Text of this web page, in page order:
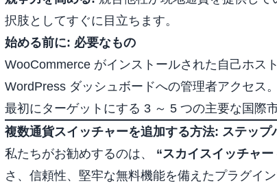
択肢としてすぐに目立ちます。
始める前に: 必要なもの
WooCommerce がインストールされた自己ホス
WordPress ダッシュボードへの管理者アクセス。
最初にターゲットにする 3 ～ 5 つの主要な国際
複数通貨スイッチャーを追加する方法: ステップ
私たちがお勧めするのは、 “スカイスイッチャー
さ、信頼性、堅牢な無料機能を備えたプラグイン